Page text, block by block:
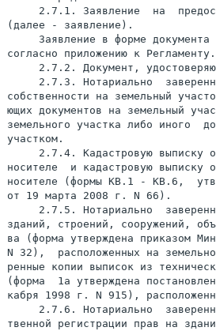
2.7.1. Заявление  на
Заявление в форме
согласно приложению к Регламенту.
2.7.2. Документ,
2.7.3. Нотариально
собственности на земельный
ющих документов на земельный
земельного участка либо иного
участком.
2.7.4. Кадастровую выписку
носителе  и кадастровую выписку
носителе (формы KB.1 - КВ.6,
от 19 марта 2008 г. N 66).
2.7.5. Нотариально
зданий, строений, сооружений,
ва (форма утверждена приказом
N 32),  расположенных на
ренные копии выписок из
(форма  1а утверждена
кабря 1998 г. N 915),
2.7.6. Нотариально
твенной регистрации прав на